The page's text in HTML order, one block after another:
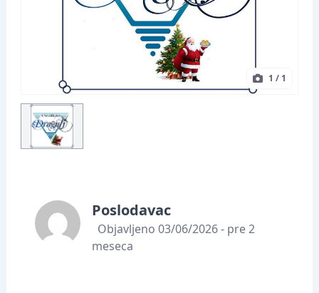
1 / 1
Poslodavac
Objavljeno 03/06/2026 - pre 2
meseca